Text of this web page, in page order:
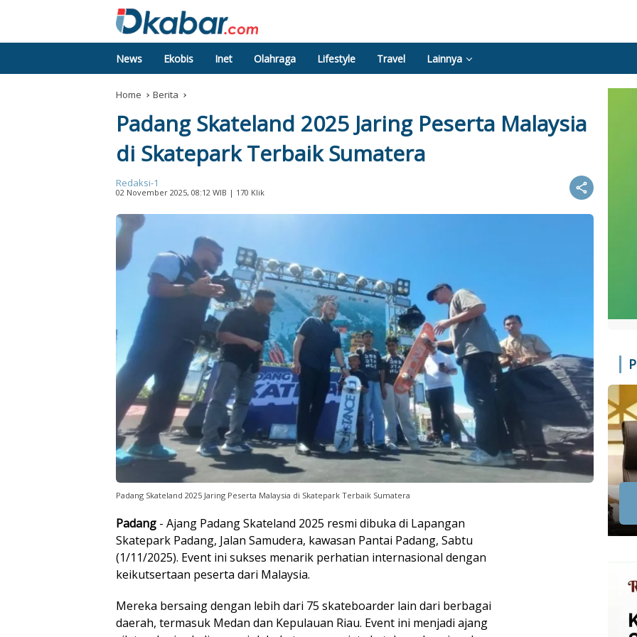
News Ekobis Inet Olahraga Lifestyle Travel Lainnya
Home Berita
Padang Skateland 2025 Jaring Peserta Malaysia
di Skatepark Terbaik Sumatera
Redaksi-1
02 November 2025, 08:12 WIB | 170 Klik
Padang Skateland 2025 Jaring Peserta Malaysia di Skatepark Terbaik Sumatera
Padang - Ajang Padang Skateland 2025 resmi dibuka di Lapangan
Skatepark Padang, Jalan Samudera, kawasan Pantai Padang, Sabtu
(1/11/2025). Event ini sukses menarik perhatian internasional dengan
keikutsertaan peserta dari Malaysia.
Mereka bersaing dengan lebih dari 75 skateboarder lain dari berbagai
daerah, termasuk Medan dan Kepulauan Riau. Event ini menjadi ajang